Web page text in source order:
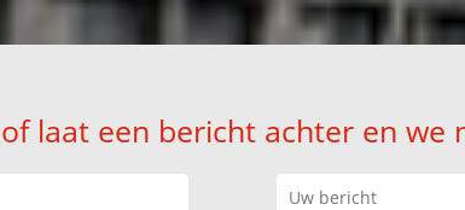
laat een bericht achter en